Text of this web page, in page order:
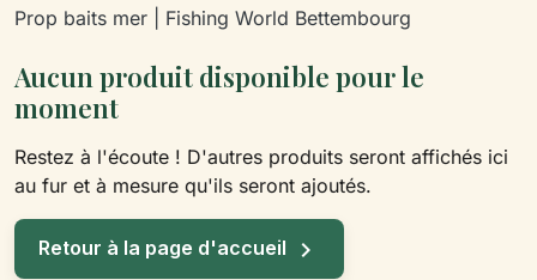
Prop baits mer | Fishing World Bettembourg
Aucun produit disponible pour le
moment
Restez à l'écoute ! D'autres produits seront affichés ici
au fur et à mesure qu'ils seront ajoutés.
Retour à la page d'accueil 